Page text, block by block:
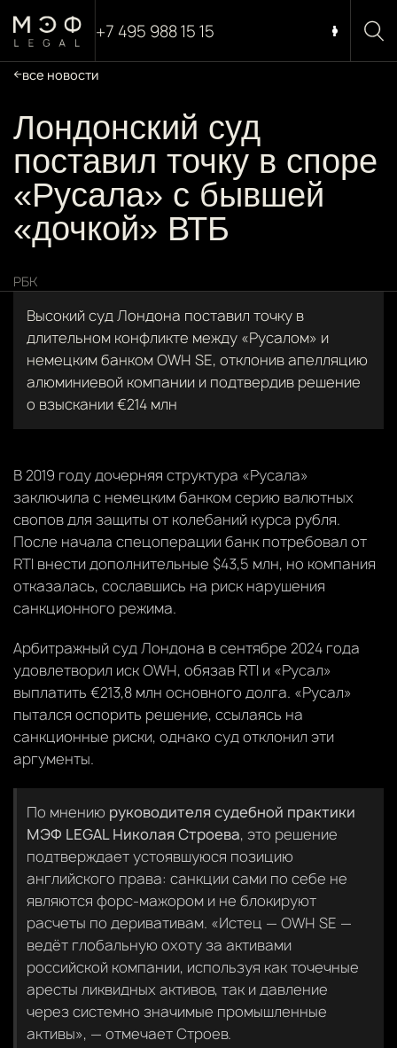
+7 495 988 15 15
все новости
Лондонский суд
поставил точку в споре
«Русала» с бывшей
«дочкой» ВТБ
РБК
Высокий суд Лондона поставил точку в
длительном конфликте между «Русалом» и
немецким банком OWH SE, отклонив апелляцию
алюминиевой компании и подтвердив решение
о взыскании €214 млн
В 2019 году дочерняя структура «Русала»
заключила с немецким банком серию валютных
свопов для защиты от колебаний курса рубля.
После начала спецоперации банк потребовал от
RTI внести дополнительные $43,5 млн, но компания
отказалась, сославшись на риск нарушения
санкционного режима.
Арбитражный суд Лондона в сентябре 2024 года
удовлетворил иск OWH, обязав RTI и «Русал»
выплатить €213,8 млн основного долга. «Русал»
пытался оспорить решение, ссылаясь на
санкционные риски, однако суд отклонил эти
аргументы.
По мнению руководителя судебной практики
МЭФ LEGAL Николая Строева, это решение
подтверждает устоявшуюся позицию
английского права: санкции сами по себе не
являются форс-мажором и не блокируют
расчеты по деривативам. «Истец — OWH SE —
ведёт глобальную охоту за активами
российской компании, используя как точечные
аресты ликвидных активов, так и давление
через системно значимые промышленные
активы», — отмечает Строев.